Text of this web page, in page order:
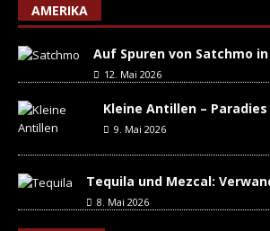
AMERIKA
Auf Spuren von Satchmo
12. Mai 2026
Kleine Antillen –
9. Mai 2026
Tequila und Mezcal:
8. Mai 2026